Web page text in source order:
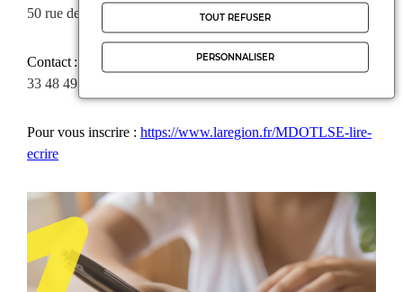
50 rue de 7 troubadours, 31000 Toulouse
Contact : celine.ruffat@laregion.fr
33 48 49
Pour vous inscrire : https://www.laregion.fr/MDOTLSE-lire-
ecrire
TOUT REFUSER
PERSONNALISER